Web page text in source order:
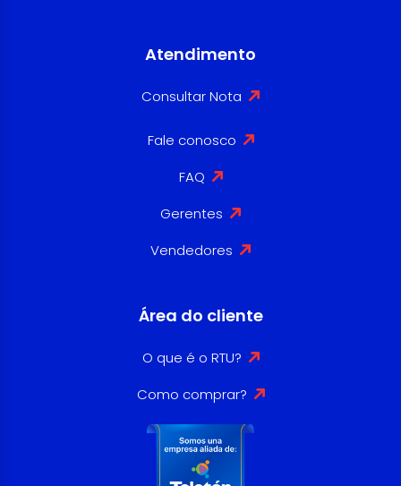
Atendimento
Consultar Nota
Fale conosco
FAQ
Gerentes
Vendedores
Área do cliente
O que é o RTU?
Como comprar?